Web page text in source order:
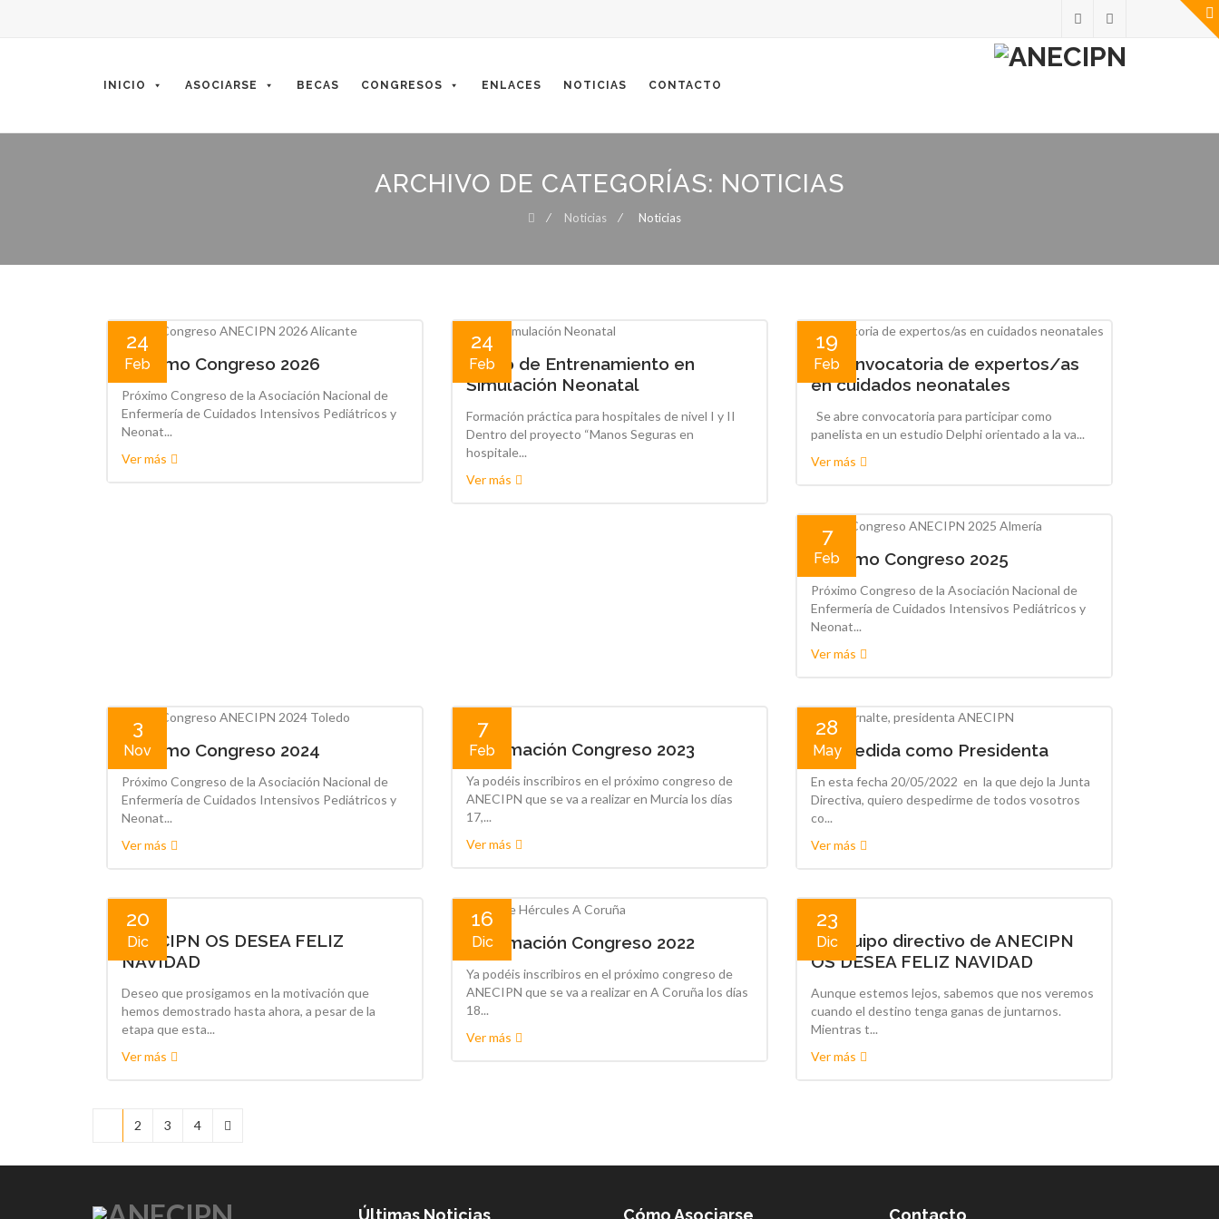
content
INICIO ASOCIARSE BECAS CONGRESOS ENLACES NOTICIAS CONTACTO
ARCHIVO DE CATEGORÍAS: NOTICIAS
⁄ Noticias ⁄ Noticias
24
Feb
Próximo Congreso 2026
Próximo Congreso de la Asociación Nacional de
Enfermería de Cuidados Intensivos Pediátricos y
Neonat...
Ver más
24
Feb
Curso de Entrenamiento en
Simulación Neonatal
Formación práctica para hospitales de nivel I y II
Dentro del proyecto “Manos Seguras en
hospitale...
Ver más
19
Feb
🔵 Convocatoria de expertos/as
en cuidados neonatales
Se abre convocatoria para participar como
panelista en un estudio Delphi orientado a la va...
Ver más
7
Feb
Próximo Congreso 2025
Próximo Congreso de la Asociación Nacional de
Enfermería de Cuidados Intensivos Pediátricos y
Neonat...
Ver más
3
Nov
Próximo Congreso 2024
Próximo Congreso de la Asociación Nacional de
Enfermería de Cuidados Intensivos Pediátricos y
Neonat...
Ver más
7
Feb
Información Congreso 2023
Ya podéis inscribiros en el próximo congreso de
ANECIPN que se va a realizar en Murcia los días
17,...
Ver más
28
May
Despedida como Presidenta
En esta fecha 20/05/2022 en la que dejo la Junta
Directiva, quiero despedirme de todos vosotros
co...
Ver más
20
Dic
ANECIPN OS DESEA FELIZ
NAVIDAD
Deseo que prosigamos en la motivación que
hemos demostrado hasta ahora, a pesar de la
etapa que esta...
Ver más
16
Dic
Información Congreso 2022
Ya podéis inscribiros en el próximo congreso de
ANECIPN que se va a realizar en A Coruña los días
18...
Ver más
23
Dic
El equipo directivo de ANECIPN
OS DESEA FELIZ NAVIDAD
Aunque estemos lejos, sabemos que nos veremos
cuando el destino tenga ganas de juntarnos.
Mientras t...
Ver más
2 3 4